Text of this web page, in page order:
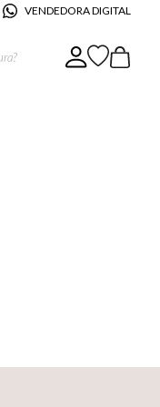
VENDEDORA DIGITAL